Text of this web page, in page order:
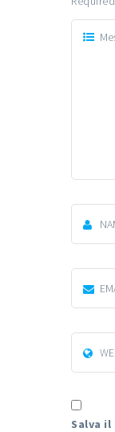
Salva